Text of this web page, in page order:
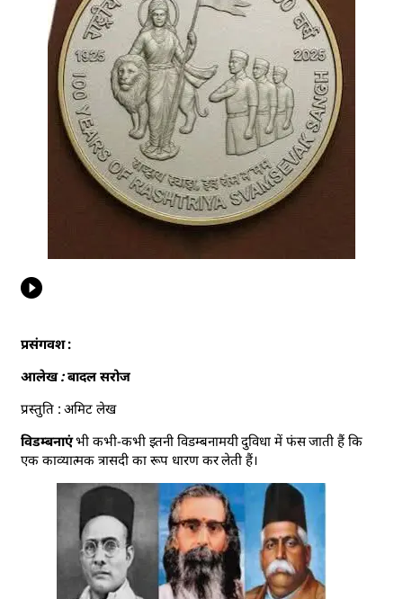
प्रसंगवश :
आलेख : बादल सरोज
प्रस्तुति : अमिट लेख
विडम्बनाएंभी कभी-कभी इतनी विडम्बनामयी दुविधा में फंस जाती हैं कि
एक काव्यात्मक त्रासदी का रूप धारण कर लेती हैं।